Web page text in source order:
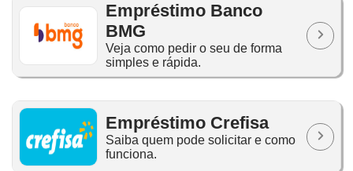
Empréstimo Banco
BMG
Veja como pedir o seu de forma
simples e rápida.
Empréstimo Crefisa
Saiba quem pode solicitar e como
funciona.